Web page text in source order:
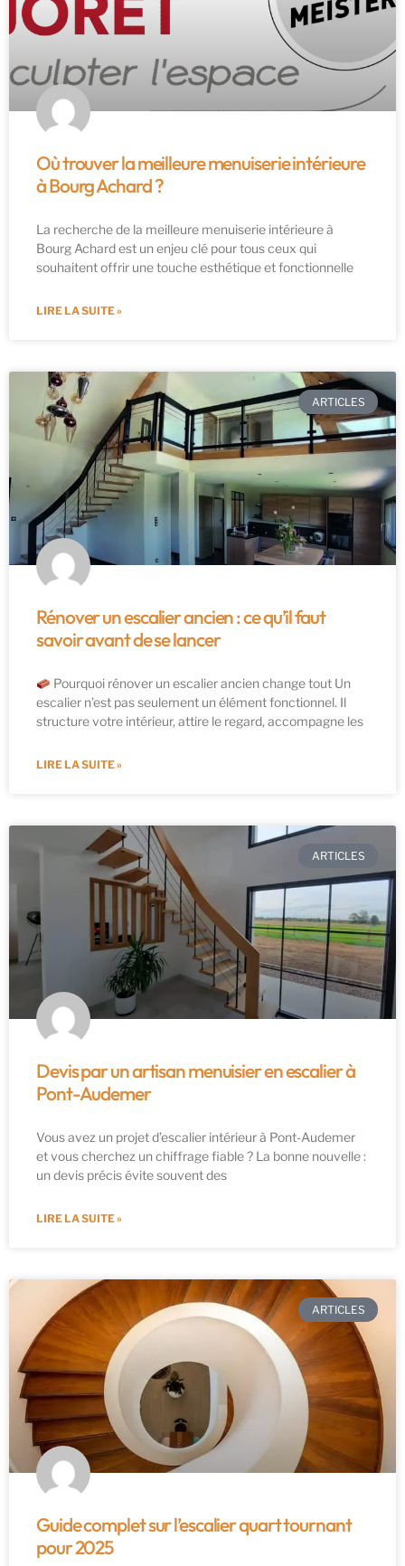
Où trouver la meilleure menuiserie intérieure
à Bourg Achard ?
La recherche de la meilleure menuiserie intérieure à
Bourg Achard est un enjeu clé pour tous ceux qui
souhaitent offrir une touche esthétique et fonctionnelle
LIRE LA SUITE »
ARTICLES
Rénover un escalier ancien : ce qu’il faut
savoir avant de se lancer
Pourquoi rénover un escalier ancien change tout Un
escalier n’est pas seulement un élément fonctionnel. Il
structure votre intérieur, attire le regard, accompagne les
LIRE LA SUITE »
ARTICLES
Devis par un artisan menuisier en escalier à
Pont-Audemer
Vous avez un projet d’escalier intérieur à Pont-Audemer
et vous cherchez un chiffrage fiable ? La bonne nouvelle :
un devis précis évite souvent des
LIRE LA SUITE »
ARTICLES
Guide complet sur l’escalier quart tournant
pour 2025